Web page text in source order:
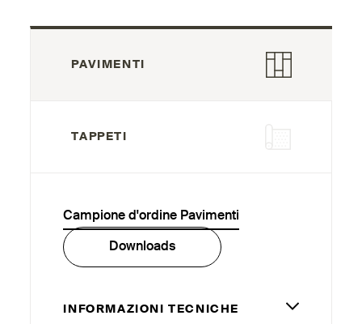
PAVIMENTI
TAPPETI
Campione d'ordine Pavimenti
Downloads
INFORMAZIONI TECNICHE